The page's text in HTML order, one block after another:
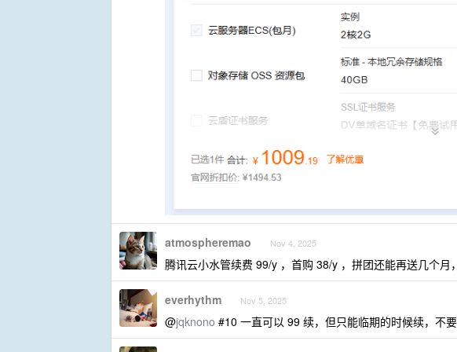
atmospheremao Nov 4, 2025
腾讯云小水管续费 99/y ，首购 38/y ，拼团还能再送几个月
everhythm Nov 5, 2025
@jqknono #10 一直可以 99 续，但只能临期的时候续，不